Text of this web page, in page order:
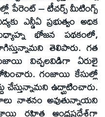
పేరెంట్‌ – టీచర్స్‌ మీటింగ్స్‌
ఎన్డీఏ ప్రభుత్వం అధిక
భోజన పథకంలో,
తెలిపారు. గత
విచ్చలవిడిగా ఏరులై
గంజాయి కేసుల్లో
చేస్తున్నామని ఉద్ఘాటించారు.
నాశనం అవుతున్నాయని
రహిత ఆంధ్రప్రదేశ్‌గా